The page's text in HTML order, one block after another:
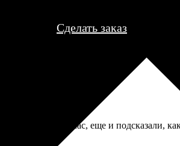
Сделать заказ
Сделали за час, еще и подсказали,